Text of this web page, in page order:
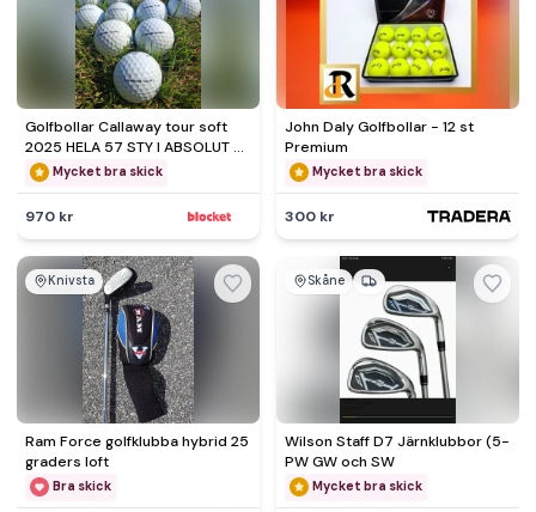
Golfbollar Callaway tour soft
2025 HELA 57 STY I ABSOLUT A
KLASS!!!!!
Mycket bra skick
970 kr
John Daly Golfbollar - 12 st
Premium
Mycket bra skick
300 kr
Knivsta
Ram Force golfklubba hybrid 25
graders loft
Bra skick
Skåne
Wilson Staff D7 Järnklubbor (5-
PW GW och SW
Mycket bra skick